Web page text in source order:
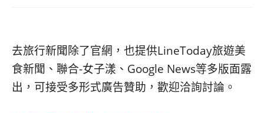
去旅行新聞除了官網，也提供LineToday旅遊美
食新聞、聯合-女子漾、Google News等多版面露
出，可接受多形式廣告贊助，歡迎洽詢討論。